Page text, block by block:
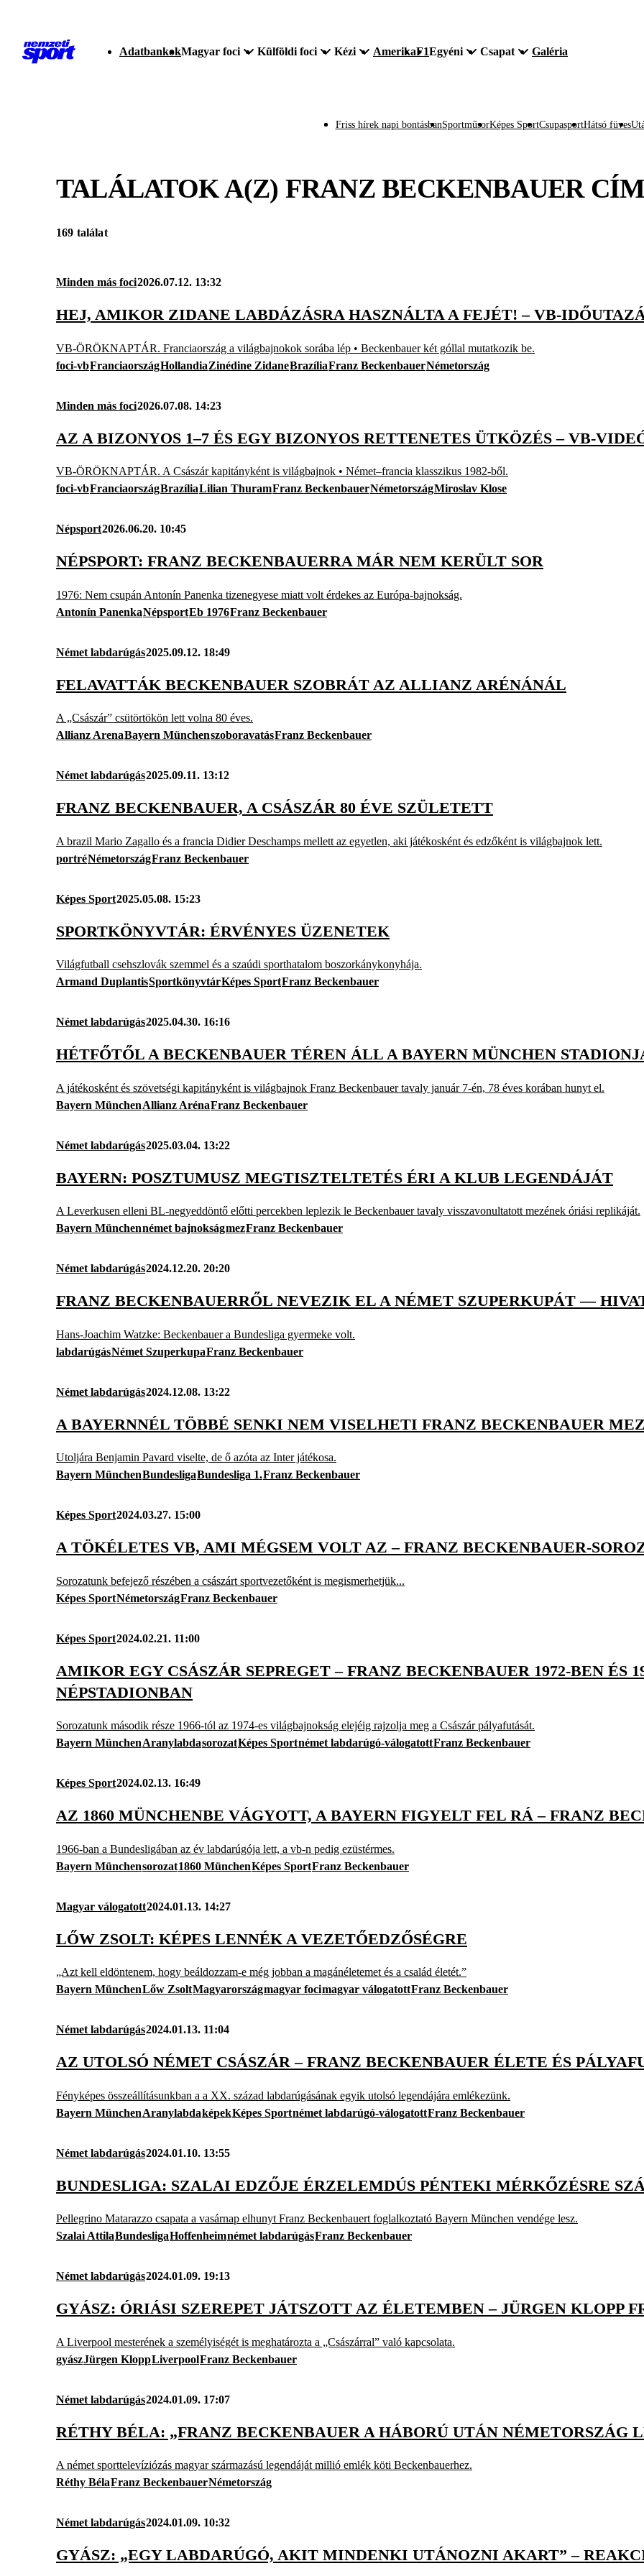
AdatbankokMagyar foci Külföldi foci Kézi AmerikaF1Egyéni Csapat Galéria
Friss hírek napi bontásbanSportműsorKépes SportCsupasportHátsó füves
TALÁLATOK A(Z) FRANZ BECKENBAUER
169 találat
Minden más foci2026.07.12. 13:32
HEJ, AMIKOR ZIDANE LABDÁZÁSRA HASZNÁLTA A FEJÉT! – VB-
VB-ÖRÖKNAPTÁR. Franciaország a világbajnokok sorába lép • Beckenbauer két góllal mutatkozik be.
foci-vbFranciaországHollandiaZinédine ZidaneBrazíliaFranz BeckenbauerNémetország
Minden más foci2026.07.08. 14:23
AZ A BIZONYOS 1–7 ÉS EGY BIZONYOS RETTENETES ÜTKÖZÉS – VB-
VB-ÖRÖKNAPTÁR. A Császár kapitányként is világbajnok • Német–francia klasszikus 1982-ből.
foci-vbFranciaországBrazíliaLilian ThuramFranz BeckenbauerNémetországMiroslav Klose
Népsport2026.06.20. 10:45
NÉPSPORT: FRANZ BECKENBAUERRA MÁR NEM KERÜLT SOR
1976: Nem csupán Antonín Panenka tizenegyese miatt volt érdekes az Európa-bajnokság.
Antonín PanenkaNépsportEb 1976Franz Beckenbauer
Német labdarúgás2025.09.12. 18:49
FELAVATTÁK BECKENBAUER SZOBRÁT AZ ALLIANZ ARÉNÁNÁL
A „Császár” csütörtökön lett volna 80 éves.
Allianz ArenaBayern MünchenszoboravatásFranz Beckenbauer
Német labdarúgás2025.09.11. 13:12
FRANZ BECKENBAUER, A CSÁSZÁR 80 ÉVE SZÜLETETT
A brazil Mario Zagallo és a francia Didier Deschamps mellett az egyetlen, aki játékosként és edzőként is világbajnok lett.
portréNémetországFranz Beckenbauer
Képes Sport2025.05.08. 15:23
SPORTKÖNYVTÁR: ÉRVÉNYES ÜZENETEK
Világfutball csehszlovák szemmel és a szaúdi sporthatalom boszorkánykonyhája.
Armand DuplantisSportkönyvtárKépes SportFranz Beckenbauer
Német labdarúgás2025.04.30. 16:16
HÉTFŐTŐL A BECKENBAUER TÉREN ÁLL A BAYERN MÜNCHEN
A játékosként és szövetségi kapitányként is világbajnok Franz Beckenbauer tavaly január 7-én, 78 éves korában hunyt el.
Bayern MünchenAllianz ArénaFranz Beckenbauer
Német labdarúgás2025.03.04. 13:22
BAYERN: POSZTUMUSZ MEGTISZTELTETÉS ÉRI A KLUB LEGENDÁJÁT
A Leverkusen elleni BL-negyeddöntő előtti percekben leplezik le Beckenbauer tavaly visszavonultatott mezének óriási replikáját.
Bayern Münchennémet bajnokságmezFranz Beckenbauer
Német labdarúgás2024.12.20. 20:20
FRANZ BECKENBAUERRŐL NEVEZIK EL A NÉMET SZUPERKUPÁT ―
Hans-Joachim Watzke: Beckenbauer a Bundesliga gyermeke volt.
labdarúgásNémet SzuperkupaFranz Beckenbauer
Német labdarúgás2024.12.08. 13:22
A BAYERNNÉL TÖBBÉ SENKI NEM VISELHETI FRANZ BECKENBAUER
Utoljára Benjamin Pavard viselte, de ő azóta az Inter játékosa.
Bayern MünchenBundesligaBundesliga 1.Franz Beckenbauer
Képes Sport2024.03.27. 15:00
A TÖKÉLETES VB, AMI MÉGSEM VOLT AZ – FRANZ BECKENBAUER-
Sorozatunk befejező részében a császárt sportvezetőként is megismerhetjük...
Képes SportNémetországFranz Beckenbauer
Képes Sport2024.02.21. 11:00
AMIKOR EGY CSÁSZÁR SEPREGET – FRANZ BECKENBAUER 1972-BEN ÉS
NÉPSTADIONBAN
Sorozatunk második része 1966-tól az 1974-es világbajnokság elejéig rajzolja meg a Császár pályafutását.
Bayern MünchenAranylabdasorozatKépes Sportnémet labdarúgó-válogatottFranz Beckenbauer
Képes Sport2024.02.13. 16:49
AZ 1860 MÜNCHENBE VÁGYOTT, A BAYERN FIGYELT FEL RÁ – FRANZ
1966-ban a Bundesligában az év labdarúgója lett, a vb-n pedig ezüstérmes.
Bayern Münchensorozat1860 MünchenKépes SportFranz Beckenbauer
Magyar válogatott2024.01.13. 14:27
LŐW ZSOLT: KÉPES LENNÉK A VEZETŐEDZŐSÉGRE
„Azt kell eldöntenem, hogy beáldozzam-e még jobban a magánéletemet és a család életét.”
Bayern MünchenLőw ZsoltMagyarországmagyar focimagyar válogatottFranz Beckenbauer
Német labdarúgás2024.01.13. 11:04
AZ UTOLSÓ NÉMET CSÁSZÁR – FRANZ BECKENBAUER ÉLETE ÉS
Fényképes összeállításunkban a a XX. század labdarúgásának egyik utolsó legendájára emlékezünk.
Bayern MünchenAranylabdaképekKépes Sportnémet labdarúgó-válogatottFranz Beckenbauer
Német labdarúgás2024.01.10. 13:55
BUNDESLIGA: SZALAI EDZŐJE ÉRZELEMDÚS PÉNTEKI MÉRKŐZÉSRE
Pellegrino Matarazzo csapata a vasárnap elhunyt Franz Beckenbauert foglalkoztató Bayern München vendége lesz.
Szalai AttilaBundesligaHoffenheimnémet labdarúgásFranz Beckenbauer
Német labdarúgás2024.01.09. 19:13
GYÁSZ: ÓRIÁSI SZEREPET JÁTSZOTT AZ ÉLETEMBEN – JÜRGEN KLOPP
A Liverpool mesterének a személyiségét is meghatározta a „Császárral” való kapcsolata.
gyászJürgen KloppLiverpoolFranz Beckenbauer
Német labdarúgás2024.01.09. 17:07
RÉTHY BÉLA: „FRANZ BECKENBAUER A HÁBORÚ UTÁN NÉMETORSZÁG
A német sporttelevíziózás magyar származású legendáját millió emlék köti Beckenbauerhez.
Réthy BélaFranz BeckenbauerNémetország
Német labdarúgás2024.01.09. 10:32
GYÁSZ: „EGY LABDARÚGÓ, AKIT MINDENKI UTÁNOZNI AKART” –